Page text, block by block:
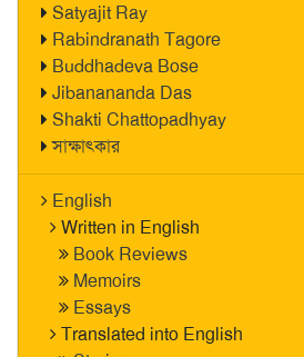
Satyajit Ray
Rabindranath Tagore
Buddhadeva Bose
Jibanananda Das
Shakti Chattopadhyay
সাক্ষাৎকার
English
Written in English
Book Reviews
Memoirs
Essays
Translated into English